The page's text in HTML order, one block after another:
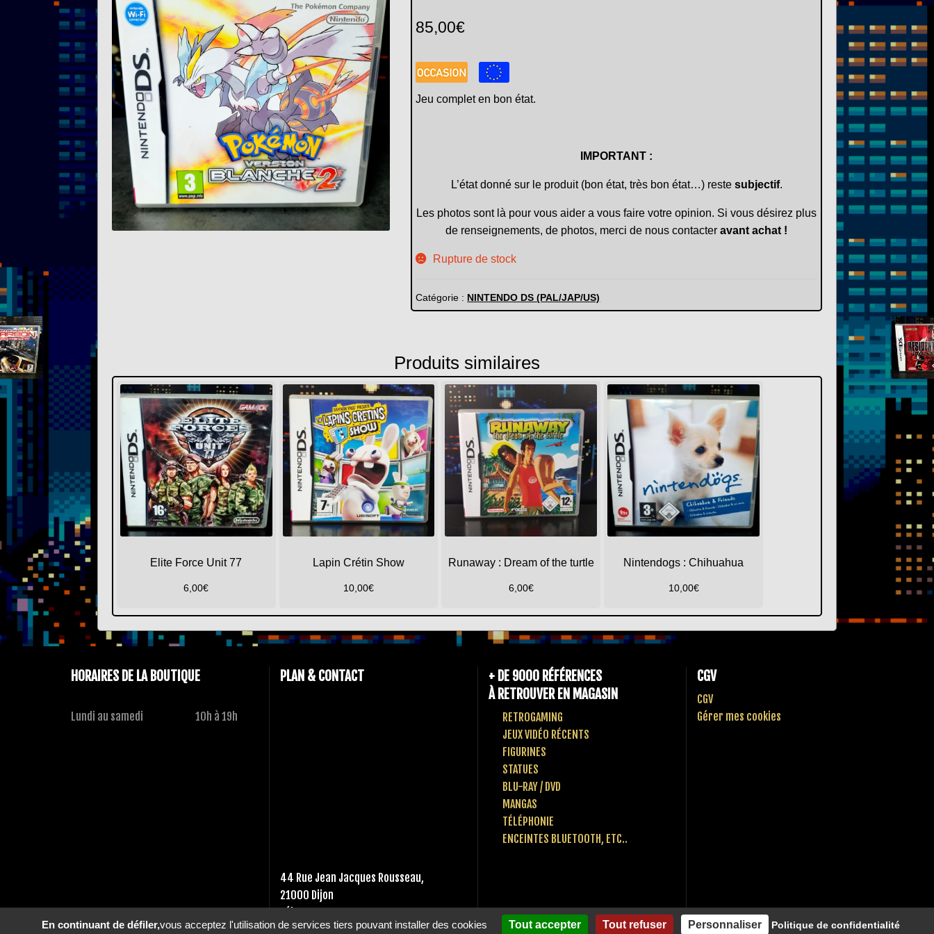
85,00€
Jeu complet en bon état.
IMPORTANT :
L’état donné sur le produit (bon état, très bon état…) reste subjectif.
Les photos sont là pour vous aider a vous faire votre opinion. Si vous désirez plus
de renseignements, de photos, merci de nous contacteravant achat !
Rupture de stock
Catégorie : NINTENDO DS (PAL/JAP/US)
Produits similaires
Elite Force Unit 77
6,00€
Lapin Crétin Show
10,00€
Runaway : Dream of the turtle
6,00€
Nintendogs : Chihuahua
10,00€
HORAIRES DE LA BOUTIQUE
Lundi au samedi 10h à 19h
PLAN & CONTACT
44 Rue Jean Jacques Rousseau,
21000 Dijon
Tél :03 80 10 49 65
+ DE 9000 RÉFÉRENCES
À RETROUVER EN MAGASIN
RETROGAMING
JEUX VIDÉO RÉCENTS
FIGURINES
STATUES
BLU-RAY / DVD
MANGAS
TÉLÉPHONIE
ENCEINTES BLUETOOTH, ETC..
CGV
CGV
Gérer mes cookies
En continuant de défiler,vous acceptez l'utilisation de services tiers pouvant installer des cookies Tout accepter Tout refuser Personnaliser Politique de confidentialité